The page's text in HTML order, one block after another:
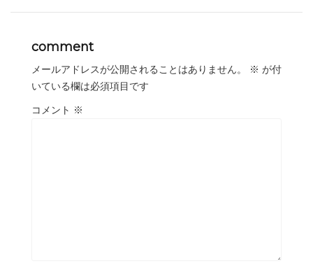
comment
メールアドレスが公開されることはありません。 ※ が付
いている欄は必須項目です
コメント ※